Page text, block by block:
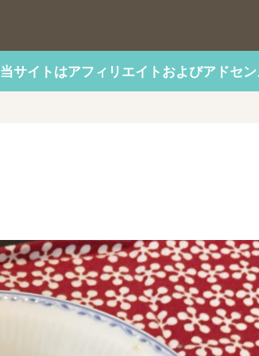
当サイトはアフィリエイトおよびアドセ